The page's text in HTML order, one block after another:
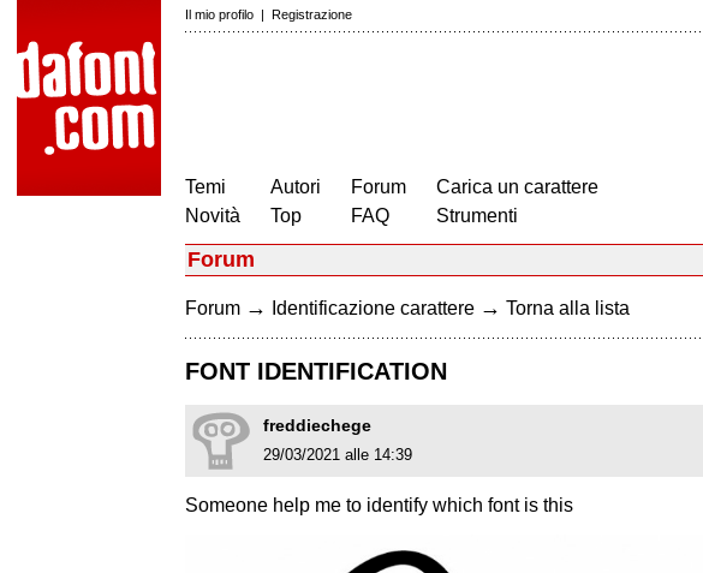
Il mio profilo | Registrazione
Temi
Novità
Autori
Top
Forum
FAQ
Carica un carattere
Strumenti
Forum
Forum → Identificazione carattere → Torna alla lista
FONT IDENTIFICATION
freddiechege
29/03/2021 alle 14:39
Someone help me to identify which font is this